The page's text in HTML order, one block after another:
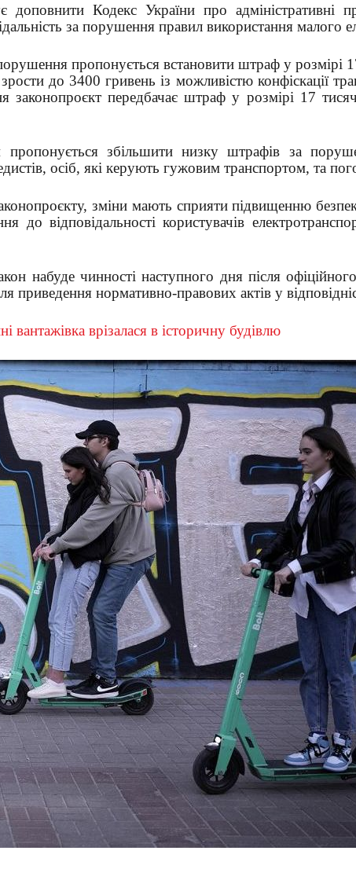
доповнити Кодекс України про адміністративні
за порушення правил використання малого
пропонується встановити штраф у розмірі
до 3400 гривень із можливістю конфіскації
законопроєкт передбачає штраф у розмірі 17
збільшити низку штрафів за
осіб, які керують гужовим транспортом, та
зміни мають сприяти підвищенню
до відповідальності користувачів
набуде чинності наступного дня після
приведення нормативно-правових актів у
вантажівка врізалася в історичну будівлю